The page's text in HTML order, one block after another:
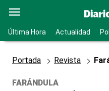
Última Hora Actualidad
Portada Revista
FARÁNDULA